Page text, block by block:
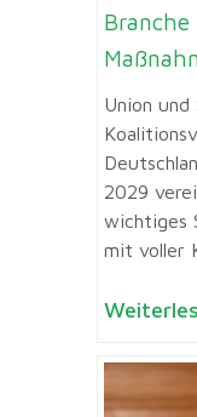
Union und
2029
wichtiges
mit voller